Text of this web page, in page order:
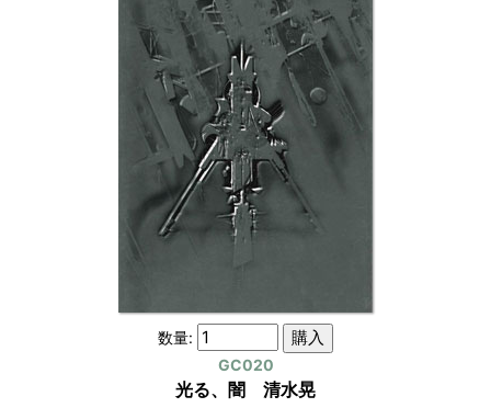
数量:
GC020
光る、闇 清水晃